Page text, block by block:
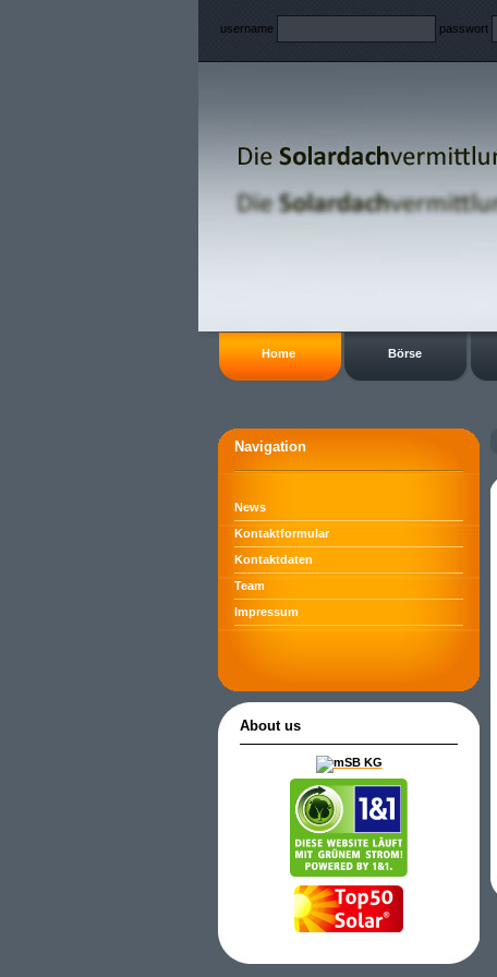
username passwort
Home Börse
Navigation
News
Kontaktformular
Kontaktdaten
Team
Impressum
About us